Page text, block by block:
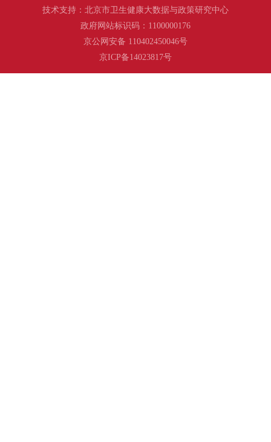
技术支持：北京市卫生健康大数据与政策研究中心
政府网站标识码：1100000176
京公网安备 110402450046号
京ICP备14023817号